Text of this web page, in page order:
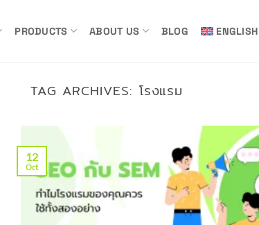
PRODUCTS ABOUT US BLOG ENGLISH
TAG ARCHIVES: โรงแรม
12
Oct